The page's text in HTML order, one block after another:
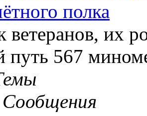
полка
ветеранов, их
путь 567
Сообщения